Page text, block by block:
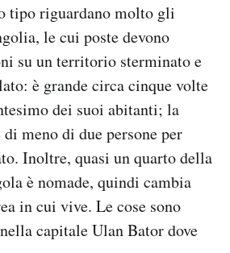
tipo riguardano molto gli
le cui poste devono
su un territorio sterminato e
è grande circa cinque volte
dei suoi abitanti; la
meno di due persone per
Inoltre, quasi un quarto della
è nomade, quindi cambia
in cui vive. Le cose sono
capitale Ulan Bator dove